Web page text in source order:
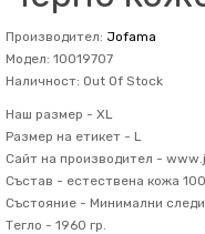
Производител: Jofama
Модел: 10019707
Наличност: Out Of Stock
Наш размер - XL
Размер на етикет - L
Сайт на производител -
Състав - естествена кожа
Състояние - Минимални
Тегло - 1960 гр.